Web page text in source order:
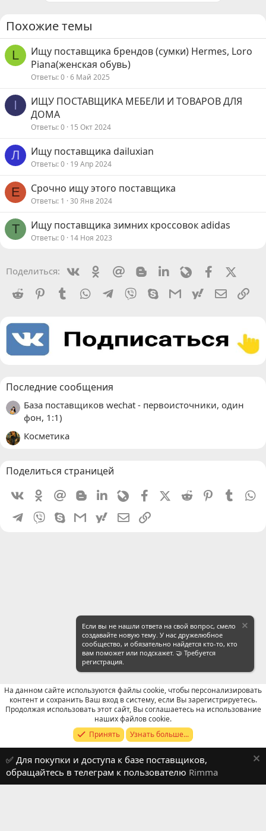
Похожие темы
L
Ищу поставщика брендов (сумки) Hermes, Loro
Piana(женская обувь)
Ответы 0 6 Май 2025
I
ИЩУ ПОСТАВЩИКА МЕБЕЛИ И ТОВАРОВ ДЛЯ
ДОМА
Ответы 0 15 Окт 2024
Л Ищу поставщика dailuxian
Ответы 0 19 Апр 2024
Е Срочно ищу этого поставщика
Ответы 1 30 Янв 2024
T Ищу поставщика зимних кроссовок adidas
Ответы 0 14 Ноя 2023
Поделиться: VkontakteOdnoklassniki
Mail.ru BloggerLinkedinLivejournalFacebook
Reddit
PinterestTumblr WhatsAppTelegram
Viber SkypeGmailyahoomail
Последние сообщения
База поставщиков wechat - первоисточники, один
фон, 1:1)
Косметика
Поделиться страницей
VkontakteOdnoklassniki
Mail.ru BloggerLinkedin
LivejournalFacebookX (Twitter)
Reddit PinterestTumblr
Telegram
Viber SkypeGmailyahoomailЭлектронная почта
Продавцы (контакты) WeChat
Russian (RU)
Обратная связь
Условия и правила
Политика конфиденциальности
Помощь
R
Если вы не нашли ответа на свой вопрос, смело
создавайте новую тему. У нас дружелюбное
сообщество, и обязательно найдется кто-то, кто
вам поможет или подскажет. 🤝 Требуется
регистрация.
На данном сайте используются файлы cookie, чтобы персонализировать
контент и сохранить Ваш вход в систему, если Вы зарегистрируетесь.
Продолжая использовать этот сайт, Вы соглашаетесь на использование
наших файлов cookie.
Принять
Узнать больше...
✅ Для покупки и доступа к базе поставщиков,
обращайтесь в телеграм к пользователю Rimma